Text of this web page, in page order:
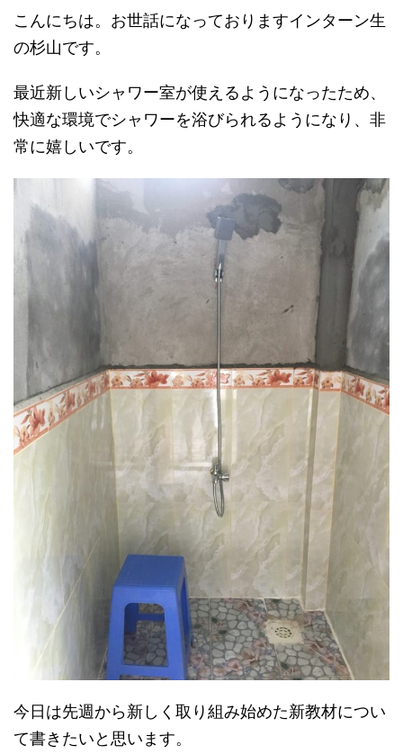
こんにちは。お世話になっておりますインターン生
の杉山です。
最近新しいシャワー室が使えるようになったため、
快適な環境でシャワーを浴びられるようになり、非
常に嬉しいです。
今日は先週から新しく取り組み始めた新教材につい
て書きたいと思います。